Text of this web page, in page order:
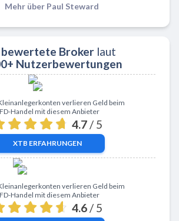
Mehr über Paul Steward
bewertete Brokerlaut
Nutzerbewertungen
Zu XTBverlieren Geld beim
Handel mit diesem Anbieter
4.7 / 5
XTB ERFAHRUNGEN
Zu ActivTradesverlieren Geld beim
Handel mit diesem Anbieter
4.6 / 5